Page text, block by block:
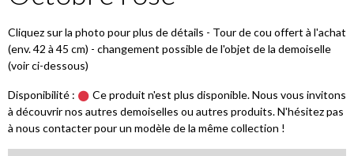
Cliquez sur la photo pour plus de détails - Tour de cou offert à l'achat
(env. 42 à 45 cm) - changement possible de l'objet de la demoiselle
(voir ci-dessous)
Disponibilité :
Ce produit n'est plus disponible. Nous vous invitons
à découvrir nos autres demoiselles ou autres produits. N'hésitez pas
à nous contacter pour un modèle de la même collection !